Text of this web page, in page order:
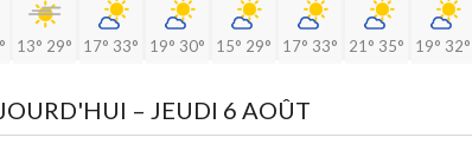
13° 29° 17° 33° 19° 30° 15° 29° 17° 33° 21° 35° 19° 32°
– JEUDI 6 AOÛT